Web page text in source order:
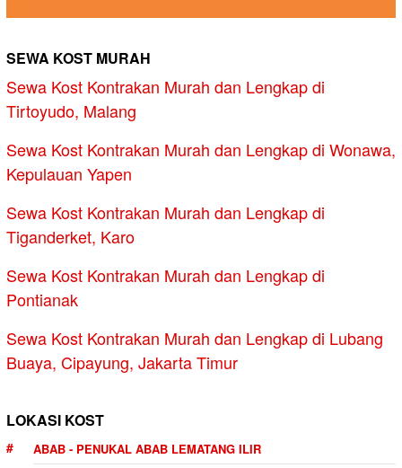
SEWA KOST MURAH
Sewa Kost Kontrakan Murah dan Lengkap di
Tirtoyudo, Malang
Sewa Kost Kontrakan Murah dan Lengkap di Wonawa,
Kepulauan Yapen
Sewa Kost Kontrakan Murah dan Lengkap di
Tiganderket, Karo
Sewa Kost Kontrakan Murah dan Lengkap di
Pontianak
Sewa Kost Kontrakan Murah dan Lengkap di Lubang
Buaya, Cipayung, Jakarta Timur
LOKASI KOST
ABAB - PENUKAL ABAB LEMATANG ILIR